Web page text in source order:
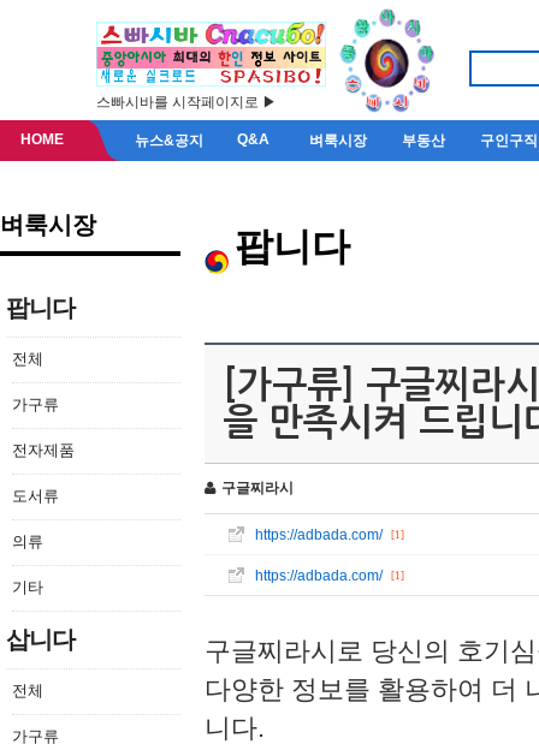
스빠시바를 시작페이지로 ▶
HOME 뉴스&공지 Q&A 벼룩시장 부동산 구인구직
벼룩시장
팝니다
전체
가구류
전자제품
도서류
의류
기타
삽니다
전체
가구류
팝니다
[가구류] 구글찌라
을 만족시켜 드립니
구글찌라시
https://adbada.com/ [1]
https://adbada.com/ [1]
구글찌라시로 당신의 호기
다양한 정보를 활용하여 더
니다.